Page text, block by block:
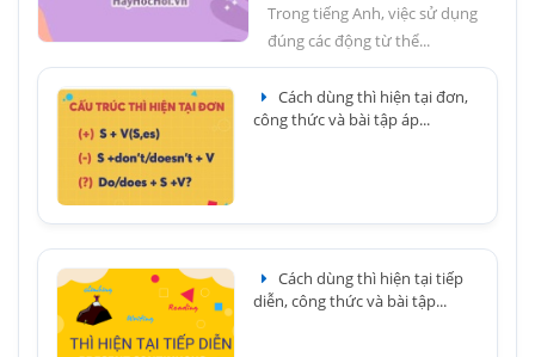
Trong tiếng Anh, việc sử dụng
đúng các động từ thể...
Cách dùng thì hiện tại đơn,
công thức và bài tập áp...
Cách dùng thì hiện tại tiếp
diễn, công thức và bài tập...